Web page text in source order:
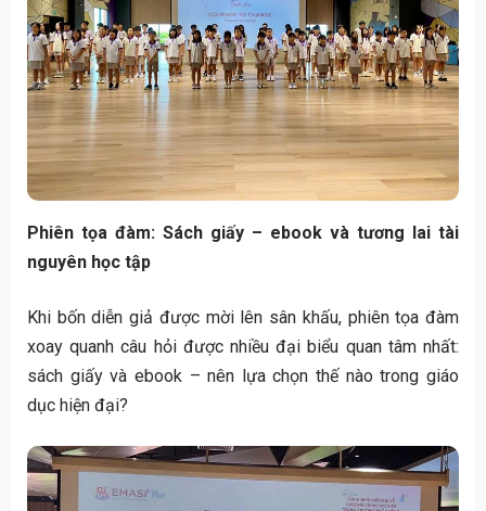
Phiên tọa đàm: Sách giấy – ebook và tương lai tài
nguyên học tập
Khi bốn diễn giả được mời lên sân khấu, phiên tọa đàm
xoay quanh câu hỏi được nhiều đại biểu quan tâm nhất:
sách giấy và ebook – nên lựa chọn thế nào trong giáo
dục hiện đại?